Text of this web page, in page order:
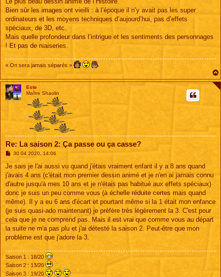
Bien sûr les images ont vieilli : à l’époque il n’y avait pas les super
ordinateurs et les moyens techniques d’aujourd’hui, pas d’effets
spéciaux, de 3D, etc.
Mais quelle profondeur dans l’intrigue et les sentiments des personnages
! Et pas de niaiseries.
« On sera jamais séparés »
Este
Maître Shaolin
Re: La saison 2: Ça passe ou ça casse?
M
s
a
g
30 04 2020, 14:06
Je sais je l'ai aussi vu quand j'étais vraiment enfant il y a 8 ans quand
j'avais 4 ans (c'était mon premier dessin animé et je n'en ai jamais connu
d'autre jusqu'à mes 10 ans et je n'étais pas habitué aux effets spéciaux)
donc je suis un peu comme vous (à échelle réduite certes mais quand
même). Il y a eu 6 ans d'écart et pourtant même si la 1 était mon enfance
(je suis quasi-ado maintenant) je préfère très légèrement la 3. C'est pour
cela que je ne comprend pas. Mais il est vrai que comme vous au départ
la suite ne m'a pas plu et j'ai détesté la saison 2. Peut-être que mon
problème est que j'adore la 3.
Saison 1 : 18/20
Saison 2 : 13/20
Saison 3 : 19/20